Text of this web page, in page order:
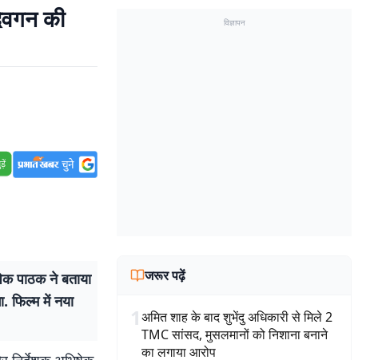
की
पाठक ने बताया
फिल्म में नया
विज्ञापन
जरूर पढ़ें
1अमित शाह के बाद शुभेंदु अधिकारी से मिले 2
TMC सांसद, मुसलमानों को निशाना बनाने
का लगाया आरोप